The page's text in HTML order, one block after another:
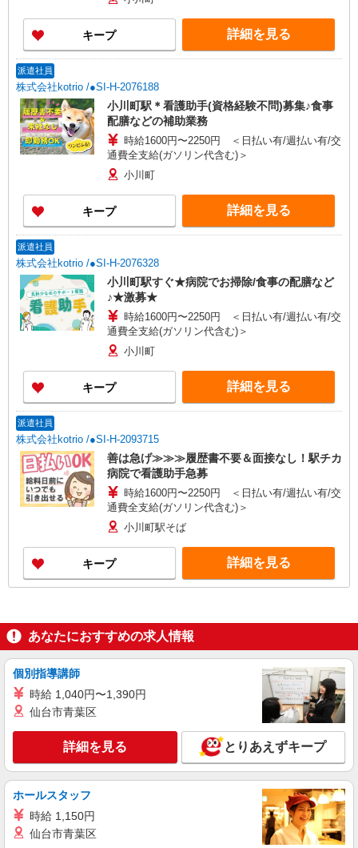
キープ 詳細を見る
派遣社員
株式会社kotrio /●SI-H-2076188
小川町駅＊看護助手(資格経験不問)募集♪食事
配膳などの補助業務
時給1600円〜2250円 ＜日払い有/週払い有/交
通費全支給(ガソリン代含む)＞
小川町
キープ 詳細を見る
派遣社員
株式会社kotrio /●SI-H-2076328
小川町駅すぐ★病院でお掃除/食事の配膳など
♪★激募★
時給1600円〜2250円 ＜日払い有/週払い有/交
通費全支給(ガソリン代含む)＞
小川町
キープ 詳細を見る
派遣社員
株式会社kotrio /●SI-H-2093715
善は急げ≫≫≫履歴書不要＆面接なし！駅チカ
病院で看護助手急募
時給1600円〜2250円 ＜日払い有/週払い有/交
通費全支給(ガソリン代含む)＞
小川町駅そば
キープ 詳細を見る
あなたにおすすめの求人情報
個別指導講師
時給 1,040円〜1,390円
仙台市青葉区
詳細を見る とりあえずキープ
ホールスタッフ
時給 1,150円
仙台市青葉区